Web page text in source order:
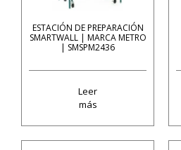
ESTACIÓN DE PREPARACIÓN
SMARTWALL | MARCA METRO
| SMSPM2436
Leer
más